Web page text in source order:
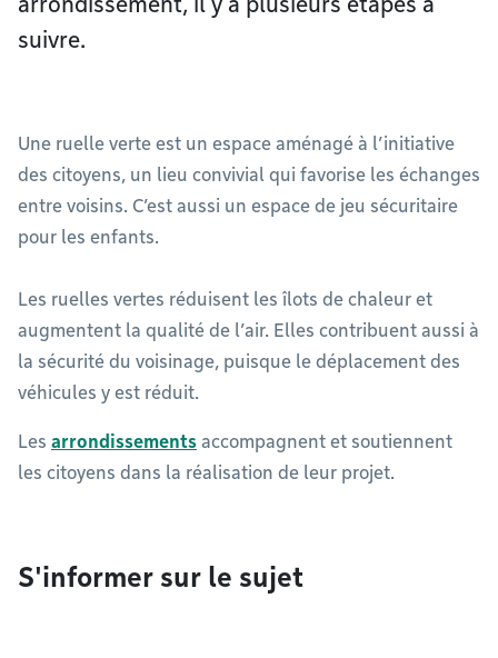
suivre.
Une ruelle verte est un espace aménagé à l’initiative
des citoyens, un lieu convivial qui favorise les échanges
entre voisins. C’est aussi un espace de jeu sécuritaire
pour les enfants.
Les ruelles vertes réduisent les îlots de chaleur et
augmentent la qualité de l’air. Elles contribuent aussi à
la sécurité du voisinage, puisque le déplacement des
véhicules y est réduit.
Les arrondissements accompagnent et soutiennent
les citoyens dans la réalisation de leur projet.
S'informer sur le sujet